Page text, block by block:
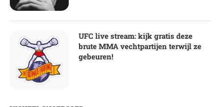
UFC live stream: kijk gratis deze
brute MMA vechtpartijen terwijl ze
gebeuren!